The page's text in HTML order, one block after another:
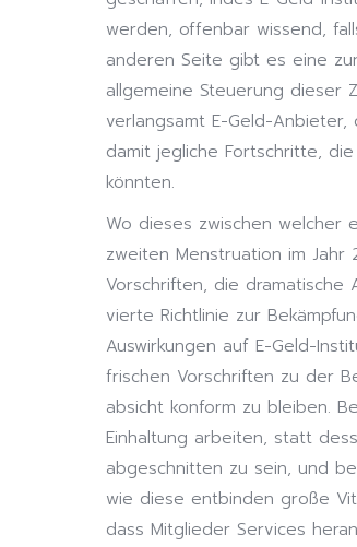
werden, offenbar wissend,
anderen Seite gibt es eine
allgemeine Steuerung dieser
verlangsamt E-Geld-
damit jegliche Fortschritte,
könnten.
Wo dieses zwischen welcher
zweiten Menstruation im
Vorschriften, die dramatische
vierte Richtlinie zur
Auswirkungen auf E-Geld-
frischen Vorschriften zu der
absicht konform zu bleiben.
Einhaltung arbeiten, statt
abgeschnitten zu sein, und
wie diese entbinden große
dass Mitglieder Services